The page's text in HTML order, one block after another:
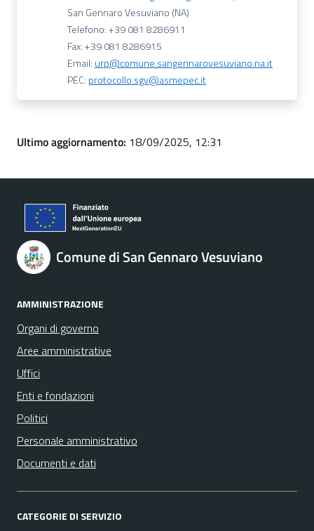
San Gennaro Vesuviano (NA)
Telefono: +39 081 8286911
Fax: +39 081 8286915
Email: urp@comune.sangennarovesuviano.na.it
PEC: protocollo.sgv@asmepec.it
Ultimo aggiornamento: 18/09/2025, 12:31
Comune di San Gennaro Vesuviano
AMMINISTRAZIONE
Organi di governo
Aree amministrative
Uffici
Enti e fondazioni
Politici
Personale amministrativo
Documenti e dati
CATEGORIE DI SERVIZIO